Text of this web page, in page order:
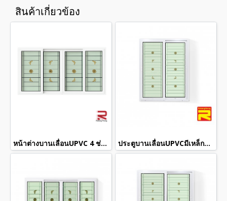
สินค้าเกี่ยวข้อง
หน้าต่างบานเลื่อนUPVC 4 ช่องมีเหล็กดัด+กระจก 2 ชั้น ประตูบานเลื่อนUPVCมีเหล็กดัด+กระจก 2 ชั้น